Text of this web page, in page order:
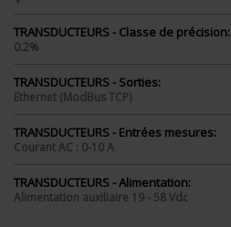
TRANSDUCTEURS - Classe de précision:
0.2%
TRANSDUCTEURS - Sorties:
Ethernet (ModBus TCP)
TRANSDUCTEURS - Entrées mesures:
Courant AC : 0-10 A
TRANSDUCTEURS - Alimentation:
Alimentation auxiliaire 19 - 58 Vdc